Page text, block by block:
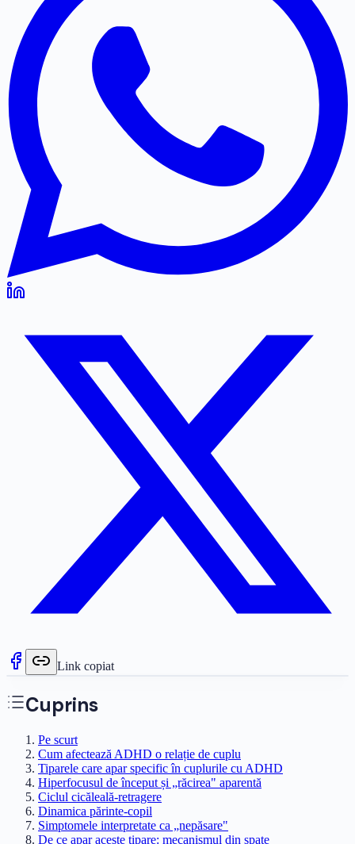
Link copiat
Cuprins
Pe scurt
Cum afectează ADHD o relație de cuplu
Tiparele care apar specific în cuplurile cu ADHD
Hiperfocusul de început și „răcirea" aparentă
Ciclul cicăleală-retragere
Dinamica părinte-copil
Simptomele interpretate ca „nepăsare"
De ce apar aceste tipare: mecanismul din spate